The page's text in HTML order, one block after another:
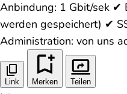
Anbindung: 1 Gbit/sek ✔
werden gespeichert) ✔
Administration: von uns
Link Merken Teilen